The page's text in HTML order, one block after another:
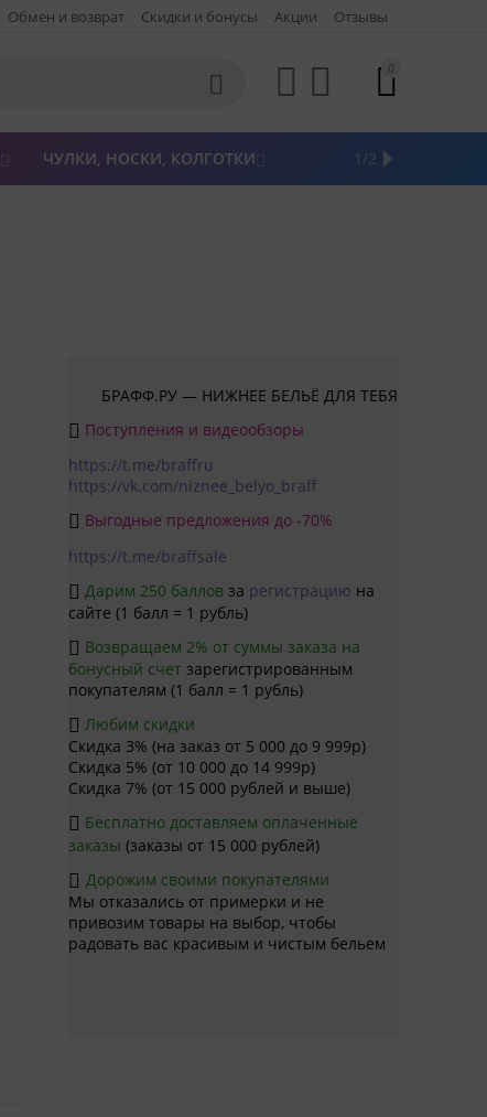
Обмен и возврат Скидки и бонусы Акции Отзывы
   0

ЧУЛКИ, НОСКИ, КОЛГОТКИ ЖЕНСКАЯ ОДЕЖДА
ПОСЛЕДНИЙ РАЗМЕР
НОВИНКИ
РАСПРОДАЖА
БРЕНДЫ1/2
БРАФФ.РУ — НИЖНЕЕ БЕЛЬЁ ДЛЯ ТЕБЯ
 Поступления и видеообзоры
https://t.me/braffru
https://vk.com/niznee_belyo_braff
 Выгодные предложения до -70%
https://t.me/braffsale
 Дарим 250 баллов за регистрацию на
сайте (1 балл = 1 рубль)
 Возвращаем 2% от суммы заказа на
бонусный счет зарегистрированным
покупателям (1 балл = 1 рубль)
 Любим скидки
Скидка 3% (на заказ от 5 000 до 9 999р)
Скидка 5% (от 10 000 до 14 999р)
Скидка 7% (от 15 000 рублей и выше)
 Бесплатно доставляем оплаченные
заказы (заказы от 15 000 рублей)
 Дорожим своими покупателями
Мы отказались от примерки и не
привозим товары на выбор, чтобы
радовать вас красивым и чистым бельем